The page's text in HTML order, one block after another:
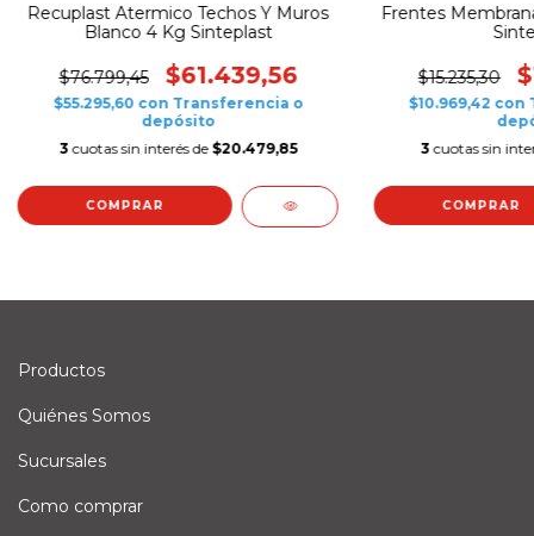
Recuplast Atermico Techos Y Muros
Blanco 4 Kg Sinteplast
$76.799,45 $61.439,56
$55.295,60 con Transferencia o
depósito
3 cuotas sin interés de $20.479,85
Frentes
$15.235,30
$10.969,42 con
3 cuotas sin
Productos
Quiénes Somos
Sucursales
Como comprar